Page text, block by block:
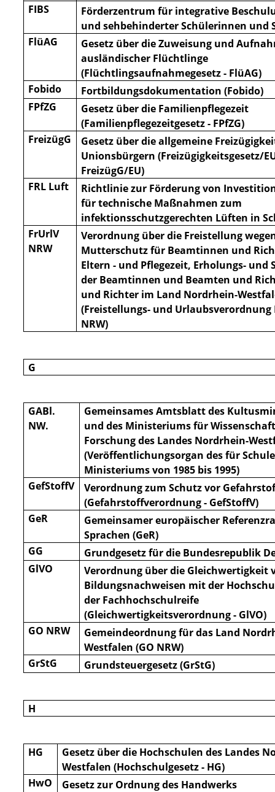
FIBS
Förderzentrum für integrative
und sehbehinderter Schülerinnen und
FlüAG
Gesetz über die Zuweisung und
ausländischer Flüchtlinge
(Flüchtlingsaufnahmegesetz - FlüAG)
Fobido
Fortbildungsdokumentation (Fobido)
FPfZG
Gesetz über die Familienpflegezeit
(Familienpflegezeitgesetz - FPfZG)
FreizügG
Gesetz über die allgemeine
Unionsbürgern (Freizügigkeitsgesetz/
FreizügG/EU)
FRL Luft
Richtlinie zur Förderung von
für technische Maßnahmen zum
infektionsschutzgerechten Lüften in
FrUrlV
NRW
Verordnung über die Freistellung
Mutterschutz für Beamtinnen und
Eltern - und Pflegezeit, Erholungs- und
der Beamtinnen und Beamten und
und Richter im Land Nordrhein-
(Freistellungs- und Urlaubsverordnung
NRW)
G
GABl.
NW.
Gemeinsames Amtsblatt des
und des Ministeriums für
Forschung des Landes Nordrhein-
(Veröffentlichungsorgan des für
Ministeriums von 1985 bis 1995)
GefStoffV
Verordnung zum Schutz vor
(Gefahrstoffverordnung - GefStoffV)
GeR
Gemeinsamer europäischer
Sprachen (GeR)
GG
Grundgesetz für die Bundesrepublik
GlVO
Verordnung über die Gleichwertigkeit
Bildungsnachweisen mit der
der Fachhochschulreife
(Gleichwertigkeitsverordnung - GlVO)
GO NRW
Gemeindeordnung für das Land
Westfalen (GO NRW)
GrStG
Grundsteuergesetz (GrStG)
H
HG
Gesetz über die Hochschulen des Landes
Westfalen (Hochschulgesetz - HG)
HwO
Gesetz zur Ordnung des Handwerks